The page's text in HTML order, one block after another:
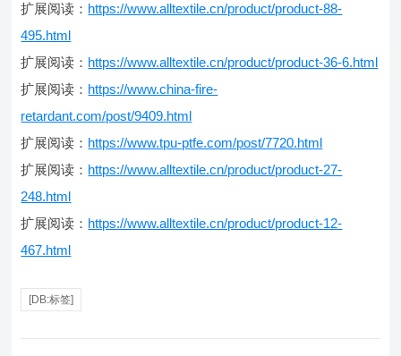
扩展阅读： https://www.alltextile.cn/product/product-88-
495.html
扩展阅读： https://www.alltextile.cn/product/product-36-6.html
扩展阅读： https://www.china-fire-
retardant.com/post/9409.html
扩展阅读： https://www.tpu-ptfe.com/post/7720.html
扩展阅读： https://www.alltextile.cn/product/product-27-
248.html
扩展阅读： https://www.alltextile.cn/product/product-12-
467.html
[DB:标签]